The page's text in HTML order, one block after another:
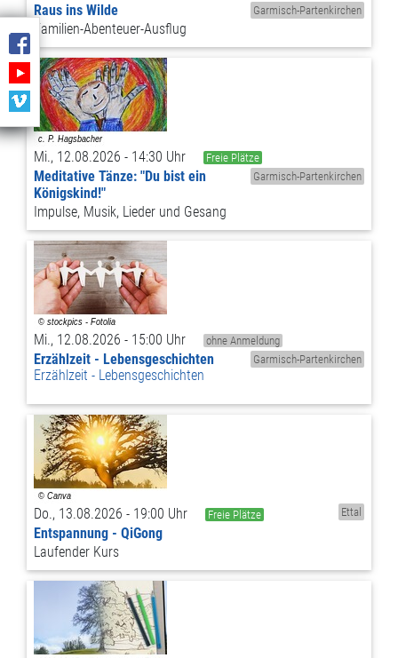
Garmisch-Partenkirchen
Raus ins Wilde
Familien-Abenteuer-Ausflug
Mi., 12.08.2026 - 14:30 Uhr
Freie Plätze
Garmisch-Partenkirchen
Meditative Tänze: "Du bist ein
Königskind!"
Impulse, Musik, Lieder und Gesang
Mi., 12.08.2026 - 15:00 Uhr
ohne Anmeldung
Garmisch-Partenkirchen
Erzählzeit - Lebensgeschichten
Erzählzeit - Lebensgeschichten
Do., 13.08.2026 - 19:00 Uhr Freie Plätze Ettal
Entspannung - QiGong
Laufender Kurs